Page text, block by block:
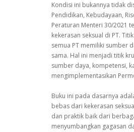
Kondisi ini bukannya tidak
Pendidikan, Kebudayaan,
Peraturan Menteri 30/2021
kekerasan seksual di PT.
semua PT memiliki sumber
sama. Hal ini menjadi titik
sumber daya, kompetensi,
mengimplementasikan
Buku ini pada dasarnya
bebas dari kekerasan
dan praktik baik dari
menyumbangkan gagasan